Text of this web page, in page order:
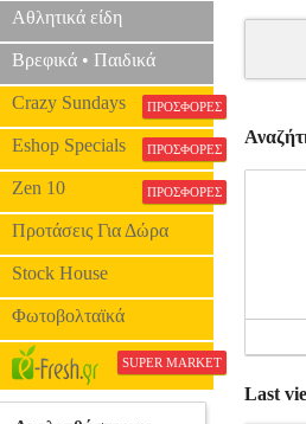
Αθλητικά είδη
Βρεφικά • Παιδικά
Crazy Sundays ΠΡΟΣΦΟΡΕΣ
Eshop Specials ΠΡΟΣΦΟΡΕΣ
Zen 10 ΠΡΟΣΦΟΡΕΣ
Προτάσεις Για Δώρα
Stock House
Φωτοβολταϊκά
SUPER MARKET
Last